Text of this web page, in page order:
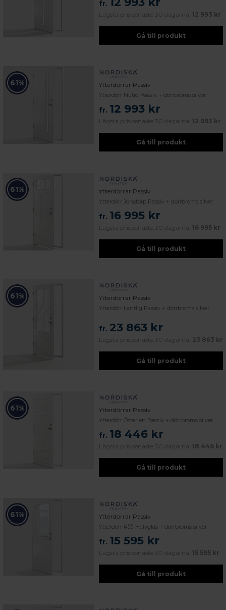
fr.
Lägsta pris senaste 30 dagarna: 12 993 kr
Gå till produkt
61% Ytterdörrar Passiv
Ytterdörr Nutid Passiv + dörrbroms silver
fr. 12 993 kr
Lägsta pris senaste 30 dagarna: 12 993 kr
Gå till produkt
61% Ytterdörrar Passiv
Ytterdörr Jonstorp Passiv + dörrbroms silver
fr. 16 995 kr
Lägsta pris senaste 30 dagarna: 16 995 kr
Gå till produkt
61% Ytterdörrar Passiv
Ytterdörr Lantlig Passiv + dörrbroms silver
fr. 23 863 kr
Lägsta pris senaste 30 dagarna: 23 863 kr
Gå till produkt
61% Ytterdörrar Passiv
Ytterdörr Österlen Passiv + dörrbroms silver
fr. 18 446 kr
Lägsta pris senaste 30 dagarna: 18 446 kr
Gå till produkt
61% Ytterdörrar Passiv
Ytterdörr Råå Halvglas + dörrbroms silver
fr. 15 595 kr
Lägsta pris senaste 30 dagarna: 15 595 kr
Gå till produkt